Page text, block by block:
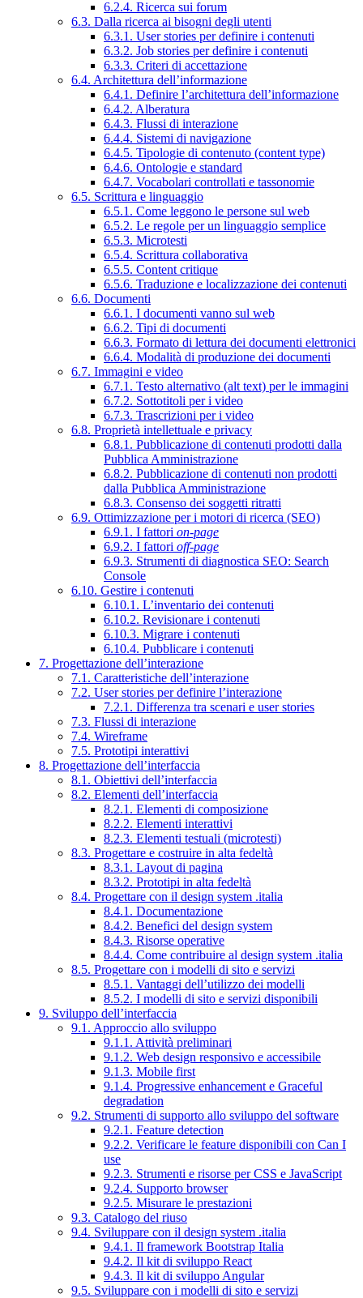
6.2.4. Ricerca sui forum
6.3. Dalla ricerca ai bisogni degli utenti
6.3.1. User stories per definire i contenuti
6.3.2. Job stories per definire i contenuti
6.3.3. Criteri di accettazione
6.4. Architettura dell’informazione
6.4.1. Definire l’architettura dell’informazione
6.4.2. Alberatura
6.4.3. Flussi di interazione
6.4.4. Sistemi di navigazione
6.4.5. Tipologie di contenuto (content type)
6.4.6. Ontologie e standard
6.4.7. Vocabolari controllati e tassonomie
6.5. Scrittura e linguaggio
6.5.1. Come leggono le persone sul web
6.5.2. Le regole per un linguaggio semplice
6.5.3. Microtesti
6.5.4. Scrittura collaborativa
6.5.5. Content critique
6.5.6. Traduzione e localizzazione dei contenuti
6.6. Documenti
6.6.1. I documenti vanno sul web
6.6.2. Tipi di documenti
6.6.3. Formato di lettura dei documenti elettronici
6.6.4. Modalità di produzione dei documenti
6.7. Immagini e video
6.7.1. Testo alternativo (alt text) per le immagini
6.7.2. Sottotitoli per i video
6.7.3. Trascrizioni per i video
6.8. Proprietà intellettuale e privacy
6.8.1. Pubblicazione di contenuti prodotti dalla
Pubblica Amministrazione
6.8.2. Pubblicazione di contenuti non prodotti
dalla Pubblica Amministrazione
6.8.3. Consenso dei soggetti ritratti
6.9. Ottimizzazione per i motori di ricerca (SEO)
6.9.1. I fattori on-page
6.9.2. I fattori off-page
6.9.3. Strumenti di diagnostica SEO: Search
Console
6.10. Gestire i contenuti
6.10.1. L’inventario dei contenuti
6.10.2. Revisionare i contenuti
6.10.3. Migrare i contenuti
6.10.4. Pubblicare i contenuti
7. Progettazione dell’interazione
7.1. Caratteristiche dell’interazione
7.2. User stories per definire l’interazione
7.2.1. Differenza tra scenari e user stories
7.3. Flussi di interazione
7.4. Wireframe
7.5. Prototipi interattivi
8. Progettazione dell’interfaccia
8.1. Obiettivi dell’interfaccia
8.2. Elementi dell’interfaccia
8.2.1. Elementi di composizione
8.2.2. Elementi interattivi
8.2.3. Elementi testuali (microtesti)
8.3. Progettare e costruire in alta fedeltà
8.3.1. Layout di pagina
8.3.2. Prototipi in alta fedeltà
8.4. Progettare con il design system .italia
8.4.1. Documentazione
8.4.2. Benefici del design system
8.4.3. Risorse operative
8.4.4. Come contribuire al design system .italia
8.5. Progettare con i modelli di sito e servizi
8.5.1. Vantaggi dell’utilizzo dei modelli
8.5.2. I modelli di sito e servizi disponibili
9. Sviluppo dell’interfaccia
9.1. Approccio allo sviluppo
9.1.1. Attività preliminari
9.1.2. Web design responsivo e accessibile
9.1.3. Mobile first
9.1.4. Progressive enhancement e Graceful
degradation
9.2. Strumenti di supporto allo sviluppo del software
9.2.1. Feature detection
9.2.2. Verificare le feature disponibili con Can I
use
9.2.3. Strumenti e risorse per CSS e JavaScript
9.2.4. Supporto browser
9.2.5. Misurare le prestazioni
9.3. Catalogo del riuso
9.4. Sviluppare con il design system .italia
9.4.1. Il framework Bootstrap Italia
9.4.2. Il kit di sviluppo React
9.4.3. Il kit di sviluppo Angular
9.5. Sviluppare con i modelli di sito e servizi